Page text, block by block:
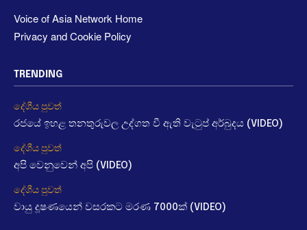
Voice of Asia Network Home
Privacy and Cookie Policy
TRENDING
දේශීය පුවත්
රජයේ ඉහළ තනතුරුවල උද්ගත වී ඇති වැටුප් අර්බුදය (VIDEO)
දේශීය පුවත්
අපි වෙනුවෙන් අපි (VIDEO)
දේශීය පුවත්
වායු දූෂණයෙන් වසරකට මරණ 7000ක් (VIDEO)